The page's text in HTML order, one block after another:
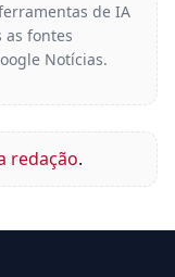
de IA
as fontes
Notícias.
redação.